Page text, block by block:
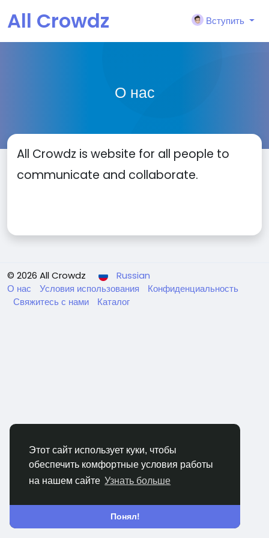
Этот сайт использует куки, чтобы
обеспечить комфортные условия работы
на нашем сайте Узнать больше
Понял!
All Crowdz Вступить
О нас
All Crowdz is website for all people to
communicate and collaborate.
© 2026 All Crowdz
Russian
О нас
Условия использования
Конфиденциальность
Свяжитесь с нами
Каталог